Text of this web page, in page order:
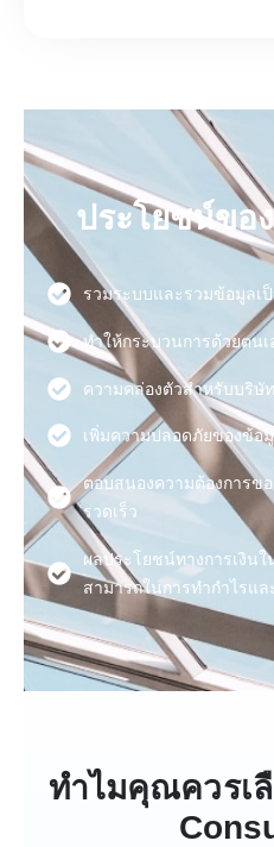
ประโยชน์ขอ
รวมระบบและรวมข้อมูลเ
ทำให้กระบวนการด้วยตน
ความคล่องตัวสำหรับบริษั
เพิ่มความปลอดภัยของข้อ
ตอบสนองความต้องการข
รวดเร็ว
ผลประโยชน์ทางการเงิน
สามารถในการทำกำไรแล
ทำไมคุณควรเ